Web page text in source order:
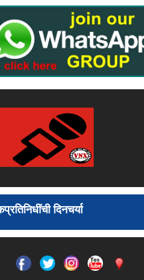
सातबारे केले गोळा
कारगिल शहीदांना सैनिक स्कूल
चंद्रपूरमध्ये मानवंदना
स्वामित्व योजनेचा लाभ घ्यावा
शाळेतील विद्यार्थ्यांच्या १० सायकली
चोरणारा युवक राजुरा पोलिसांच्या जाळ्यात
कोकण रेल्वे मार्गावर सहा गाड्या विजेवर
आदिवासी समाजाचे हित जोपासणारे केंद्र
सरकार : खासदार अशोक नेते
शेतकरी उत्पादक कंपन्याव्दारे जिल्ह्याच्या
कृषी अर्थव्यवस्थेत बदल होतील :
जिल्हाधिकारी योगेश कुंभेजकर
नोव्हेंबर रोजीचा दैनंदिन कार्यक्रम
दिनचर्या